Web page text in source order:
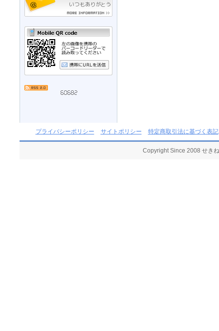
プライバシーポリシー サイトポリシー 特定商取引法に基づく表記
Copyright Since 2008 せき